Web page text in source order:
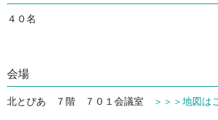
４０名
会場
北とぴあ ７階 ７０１会議室 ＞＞＞地図は